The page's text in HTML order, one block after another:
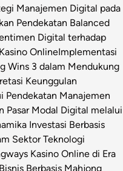
Manajemen Digital pada
Pendekatan Balanced
Digital terhadap
OnlineImplementasi
Wins 3 dalam Mendukung
Keunggulan
Manajemen
Pasar Modal Digital melalui
Investasi Berbasis
Sektor Teknologi
Kasino Online di Era
Berbasis Mahjong